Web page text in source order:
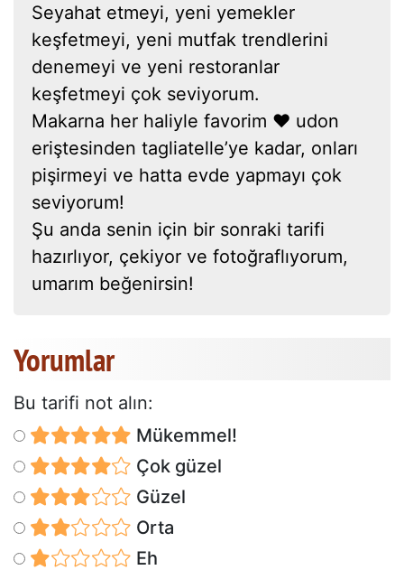
Seyahat etmeyi, yeni yemekler
keşfetmeyi, yeni mutfak trendlerini
denemeyi ve yeni restoranlar
keşfetmeyi çok seviyorum.
Makarna her haliyle favorim ❤ udon
eriştesinden tagliatelle’ye kadar, onları
pişirmeyi ve hatta evde yapmayı çok
seviyorum!
Şu anda senin için bir sonraki tarifi
hazırlıyor, çekiyor ve fotoğraflıyorum,
umarım beğenirsin!
Yorumlar
Bu tarifi not alın:
Mükemmel!
Çok güzel
Güzel
Orta
Eh